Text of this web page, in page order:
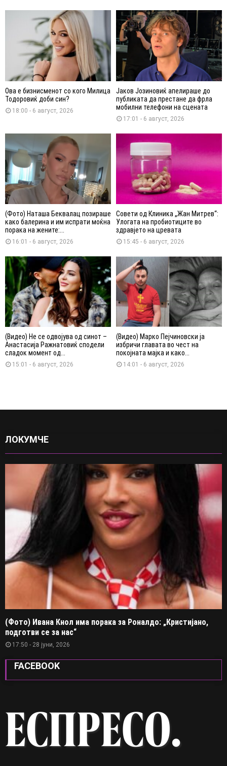
Ова е бизнисменот со кого Милица
Тодоровиќ доби син?
18:00 - 6 август, 2026
Јаков Јозиновиќ апелираше до
публиката да престане да фрла
мобилни телефони на сцената
17:01 - 6 август, 2026
(Фото) Наташа Беквалац позираше
како балерина и им испрати моќна
порака на жените:...
16:01 - 6 август, 2026
Совети од Клиника „Жан Митрев“:
Улогата на пробиотиците во
здравјето на цревата
15:45 - 6 август, 2026
(Видео) Не се одвојува од синот –
Анастасија Ражнатовиќ сподели
сладок момент од...
15:01 - 6 август, 2026
(Видео) Марко Пејчиновски ја
избричи главата во чест на
покојната мајка и како...
14:01 - 6 август, 2026
ЛОКУМЧЕ
(Фото) Ивана Кнол има порака за Роналдо: „Кристијано,
подготви се за нас“
17:50 - 28 јуни, 2026
FACEBOOK